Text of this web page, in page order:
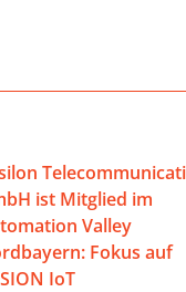
ist Mitglied im
Valley
Fokus auf
IoT